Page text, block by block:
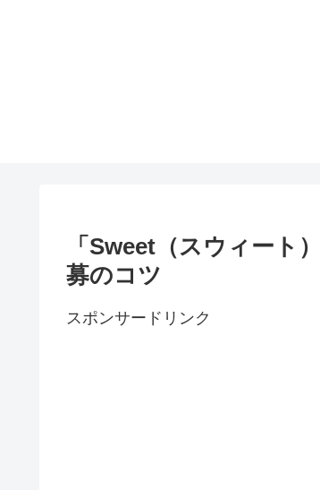
「Sweet（スウィート
募のコツ
スポンサードリンク